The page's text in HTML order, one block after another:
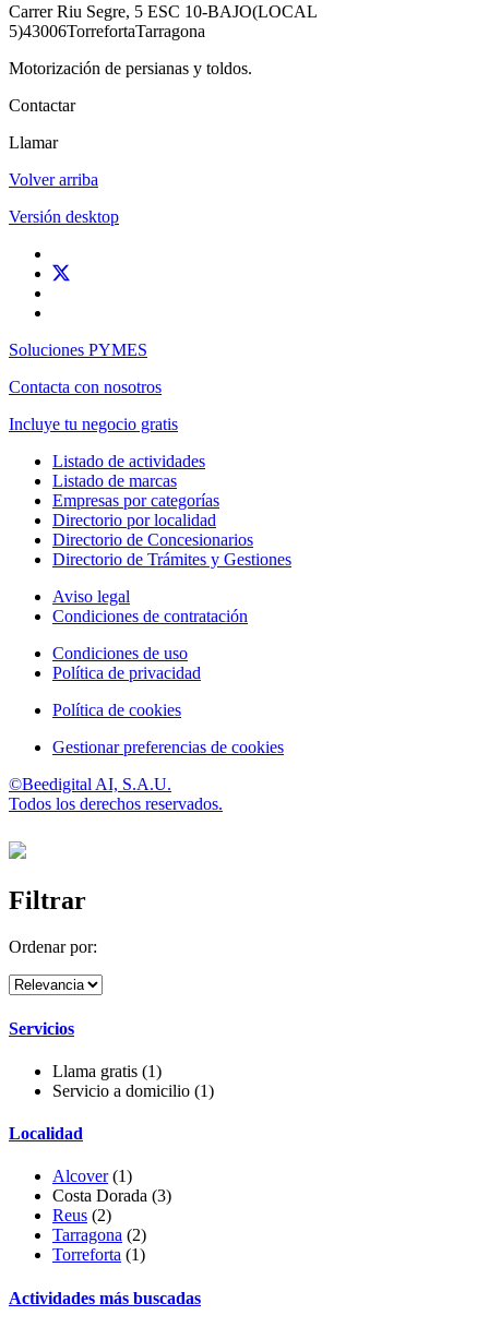
Carrer Riu Segre, 5 ESC 10-BAJO(LOCAL
5)43006TorrefortaTarragona
Motorización de persianas y toldos.
Contactar
Llamar
Volver arriba
Versión desktop
Soluciones PYMES
Contacta con nosotros
Incluye tu negocio gratis
Listado de actividades
Listado de marcas
Empresas por categorías
Directorio por localidad
Directorio de Concesionarios
Directorio de Trámites y Gestiones
Aviso legal
Condiciones de contratación
Condiciones de uso
Política de privacidad
Política de cookies
Gestionar preferencias de cookies
©Beedigital AI, S.A.U.
Todos los derechos reservados.
Filtrar
Ordenar por:
Servicios
Llama gratis (1)
Servicio a domicilio (1)
Localidad
Alcover(1)
Costa Dorada (3)
Reus (2)
Tarragona (2)
Torreforta (1)
Actividades más buscadas